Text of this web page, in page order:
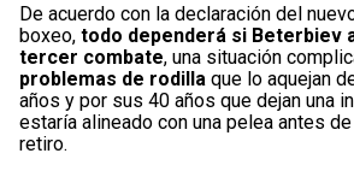
De acuerdo con la declaración del
boxeo, todo dependerá si Beterbiev
tercer combate, una situación
problemas de rodilla que lo aquejan
años y por sus 40 años que dejan una
estaría alineado con una pelea antes
retiro.